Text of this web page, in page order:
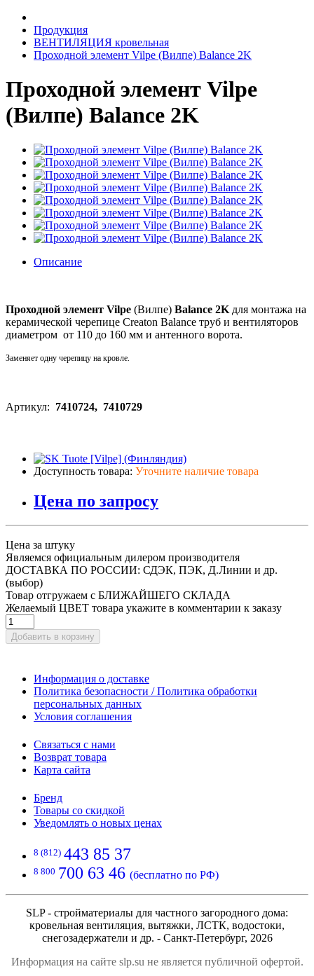
Продукция
ВЕНТИЛЯЦИЯ кровельная
Проходной элемент Vilpe (Вилпе) Balance 2K
Проходной элемент Vilpe
(Вилпе) Balance 2K
Описание
Проходной элемент Vilpe (Вилпе) Balance 2K для монтажа на
керамической черепице Creaton Balance труб и вентиляторов
диаметром от 110 до 160 мм и антенного ворота.
Заменяет одну черепицу на кровле.
Артикул: 7410724, 7410729
Доступность товара: Уточните наличие товара
Цена по запросу
Цена за штуку
Являемся официальным дилером производителя
ДОСТАВКА ПО РОССИИ: СДЭК, ПЭК, Д.Линии и др.
(выбор)
Товар отгружаем с БЛИЖАЙШЕГО СКЛАДА
Желаемый ЦВЕТ товара укажите в комментарии к заказу
Добавить в корзину
Информация о доставке
Политика безопасности / Политика обработки
персональных данных
Условия соглашения
Связаться с нами
Возврат товара
Карта сайта
Бренд
Товары со скидкой
Уведомлять о новых ценах
8 (812) 443 85 37
8 800 700 63 46 (бесплатно по РФ)
SLP - стройматериалы для частного загородного дома:
кровельная вентиляция, вытяжки, ЛСТК, водостоки,
снегозадержатели и др. - Санкт-Петербург, 2026
Информация на сайте slp.su не является публичной офертой.